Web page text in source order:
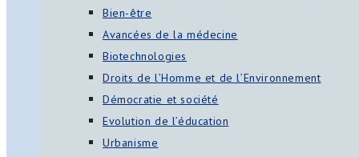
Bien-être
Avancées de la médecine
Biotechnologies
Droits de l’Homme et de l’Environnement
Démocratie et société
Evolution de l’éducation
Urbanisme